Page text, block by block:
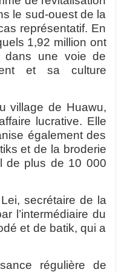
le sud-ouest de la
représentatif. En
1,92 million ont
dans une voie de
et sa culture
village de Huawu,
lucrative. Elle
également des
et de la broderie
de plus de 10 000
secrétaire de la
l’intermédiaire du
et de batik, qui a
régulière de